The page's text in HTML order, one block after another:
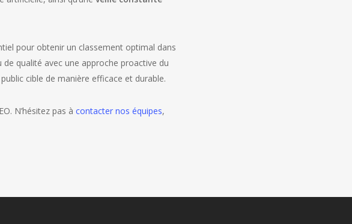
pour obtenir un classement optimal dans
qualité avec une approche proactive du
cible de manière efficace et durable.
N’hésitez pas àcontacter nos équipes,